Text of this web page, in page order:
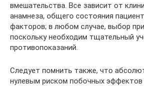
вмешательства. Все зависит от
анамнеза, общего состояния
факторов; в любом случае, выбор
поскольку необходим тщательный
противопоказаний.
Следует помнить также, что
нулевым риском побочных эффектов